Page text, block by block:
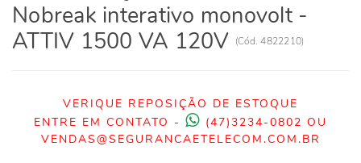
Nobreak interativo monovolt -
ATTIV 1500 VA 120V (Cód.4822210)
VERIQUE REPOSIÇÃO DE ESTOQUE
ENTRE EM CONTATO -
(47)3234-0802 OU
VENDAS@SEGURANCAETELECOM.COM.BR